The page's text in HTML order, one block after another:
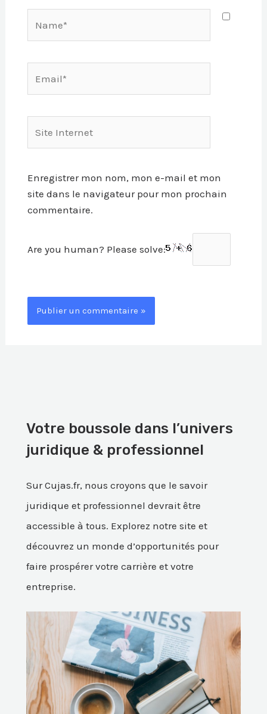
Internet
Enregistrer mon nom, mon e-mail et mon
site dans le navigateur pour mon prochain
commentaire.
Are you human? Please solve:
Votre boussole dans l’univers
juridique & professionnel
Sur Cujas.fr, nous croyons que le savoir
juridique et professionnel devrait être
accessible à tous. Explorez notre site et
découvrez un monde d’opportunités pour
faire prospérer votre carrière et votre
entreprise.